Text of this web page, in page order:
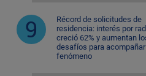
Récord de solicitudes de
residencia: interés por
creció 62% y aumentan
desafíos para
fenómeno